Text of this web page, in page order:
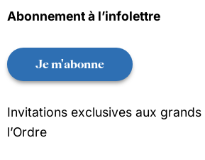
Abonnement à l’infolettre
Je m'abonne
Invitations exclusives aux
l’Ordre